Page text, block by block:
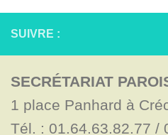
SUIVRE :
SECRÉTARIAT
1 place Panhard à
Tél. : 01.64.63.82.77 /